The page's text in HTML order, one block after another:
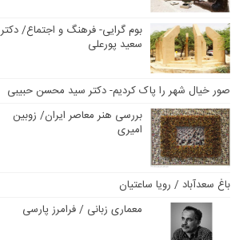
بوم گرایی- فرهنگ و اجتماع/ دکتر
سعید پورعلی
صور خیال شهر را پاک کردیم- دکتر سید محسن حبیبی
بررسی هنر معاصر ایران/ زوبین
امیری
باغ سعدآباد / رویا ساعتیان
معماری زبانی / فرامرز پارسی